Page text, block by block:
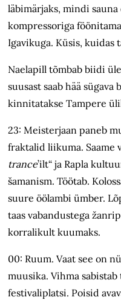
läbimärjaks, mindi
kompressoriga
Igavikuga. Küsis, kuidas
Naelapill tõmbab biidi
suusast saab hää
kinnitatakse Tampere
23: Meisterjaan paneb
fraktalid liikuma. Saame
trance’ilt“ ja Rapla
šamanism. Töötab.
suure öölambi ümber.
taas vabandustega
korralikult kuumaks.
00: Ruum. Vaat see on
muusika. Vihma
festivaliplatsi. Poisid